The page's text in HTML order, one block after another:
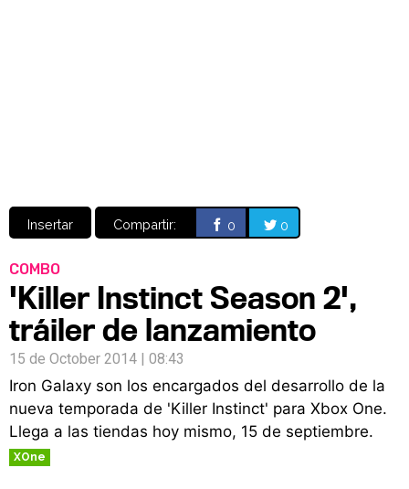
Insertar Compartir: 0 0
COMBO
'Killer Instinct Season 2',
tráiler de lanzamiento
15 de October 2014 | 08:43
Iron Galaxy son los encargados del desarrollo de la
nueva temporada de 'Killer Instinct' para Xbox One.
Llega a las tiendas hoy mismo, 15 de septiembre.
XOne